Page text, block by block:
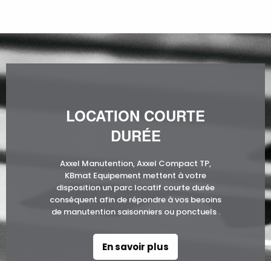
LOCATION COURTE
DURÉE
Axxel Manutention, Axxel Compact TP,
KBmat Equipement mettent à votre
disposition un parc locatif courte durée
conséquent afin de répondre à vos besoins
de manutention saisonniers ou ponctuels .
En savoir plus